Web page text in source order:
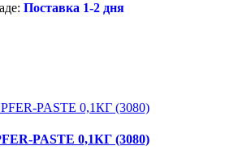
Поставка 1-2 дня
PASTE 0,1КГ (3080)